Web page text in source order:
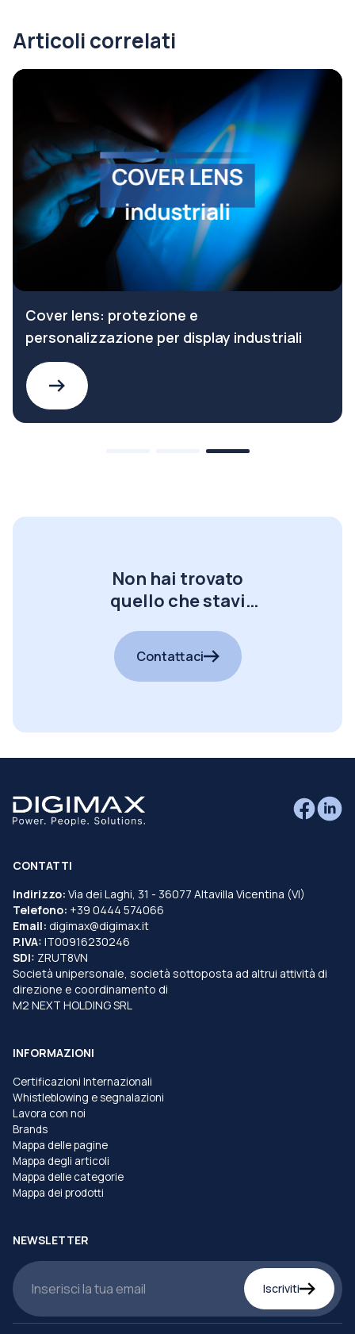
Articoli correlati
Cover lens: protezione e
personalizzazione per display industriali
Non hai trovato
quello che stavi
Contattaci
CONTATTI
Indirizzo: Via dei Laghi, 31 - 36077 Altavilla Vicentina (VI)
Telefono: +39 0444 574066
Email: digimax@digimax.it
P.IVA: IT00916230246
SDI: ZRUT8VN
Società unipersonale, società sottoposta ad altrui attività di
direzione e coordinamento di
M2 NEXT HOLDING SRL
INFORMAZIONI
Certificazioni Internazionali
Whistleblowing e segnalazioni
Lavora con noi
Brands
Mappa delle pagine
Mappa degli articoli
Mappa delle categorie
Mappa dei prodotti
NEWSLETTER
Iscriviti